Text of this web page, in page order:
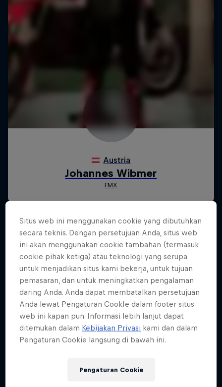
Situs web ini menggunakan cookie yang dibutuhkan
secara teknis. Dengan persetujuan Anda, situs web
ini akan menggunakan cookie tambahan (termasuk
cookie pihak ketiga) atau teknologi yang serupa
untuk menjadikan situs kami bekerja, untuk tujuan
pemasaran, dan untuk meningkatkan pengalaman
daring Anda. Anda dapat membatalkan persetujuan
Anda lewat Pengaturan CookIe dalam footer situs
web ini kapan pun. Informasi lebih lanjut dapat
ditemukan dalam Kebijakan Privasi kami dan dalam
Pengaturan Cookie langsung di bawah ini.
Pengaturan Cookie